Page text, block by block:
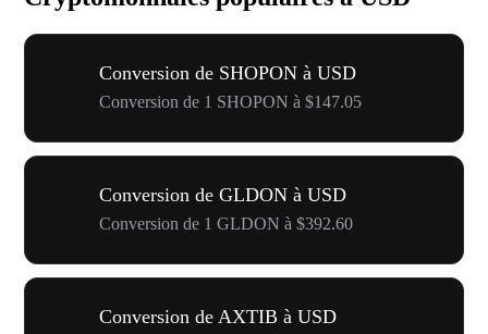
Conversion de SHOPON à USD
Conversion de 1 SHOPON à $147.05
Conversion de GLDON à USD
Conversion de 1 GLDON à $392.60
Conversion de AXTIB à USD